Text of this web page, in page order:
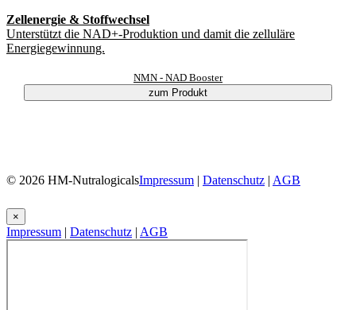
Zellenergie & Stoffwechsel
Unterstützt die NAD+-Produktion und damit die zelluläre
Energiegewinnung.
NMN - NAD Booster
zum Produkt
© 2026 HM-NutralogicalsImpressum | Datenschutz | AGB
×
Impressum | Datenschutz | AGB